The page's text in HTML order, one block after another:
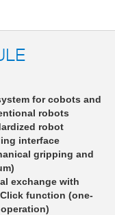
for cobots and
robots
robot
interface
gripping and
exchange with
function (one-